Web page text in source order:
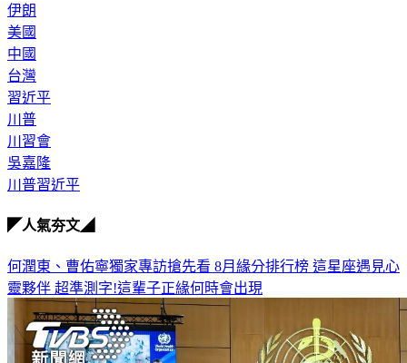
伊朗
美國
中國
台灣
習近平
川普
川習會
吳嘉隆
川普習近平
◤人氣夯文◢
何潤東、曹佑寧獨家專訪搶先看 8月緣分排行榜 這星座遇見心
靈夥伴 超準測字!這輩子正緣何時會出現